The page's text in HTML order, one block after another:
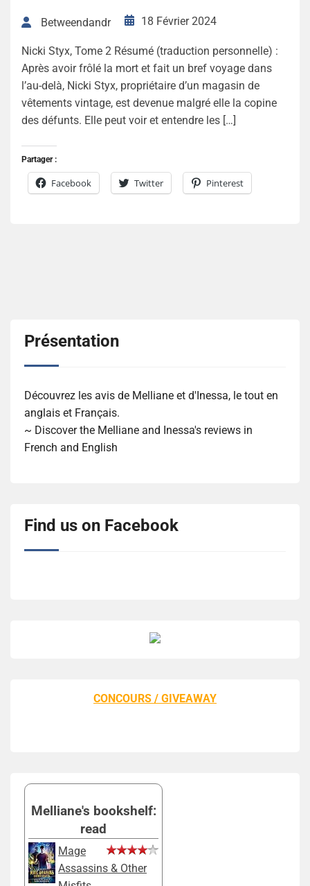
Betweendandr 18 Février 2024
Nicki Styx, Tome 2 Résumé (traduction personnelle) :
Après avoir frôlé la mort et fait un bref voyage dans
l’au-delà, Nicki Styx, propriétaire d’un magasin de
vêtements vintage, est devenue malgré elle la copine
des défunts. Elle peut voir et entendre les […]
Partager :
Facebook Twitter Pinterest
Présentation
Découvrez les avis de Melliane et d'Inessa, le tout en
anglais et Français.
~ Discover the Melliane and Inessa's reviews in
French and English
Find us on Facebook
CONCOURS / GIVEAWAY
Melliane's bookshelf:
read
Mage
Assassins & Other